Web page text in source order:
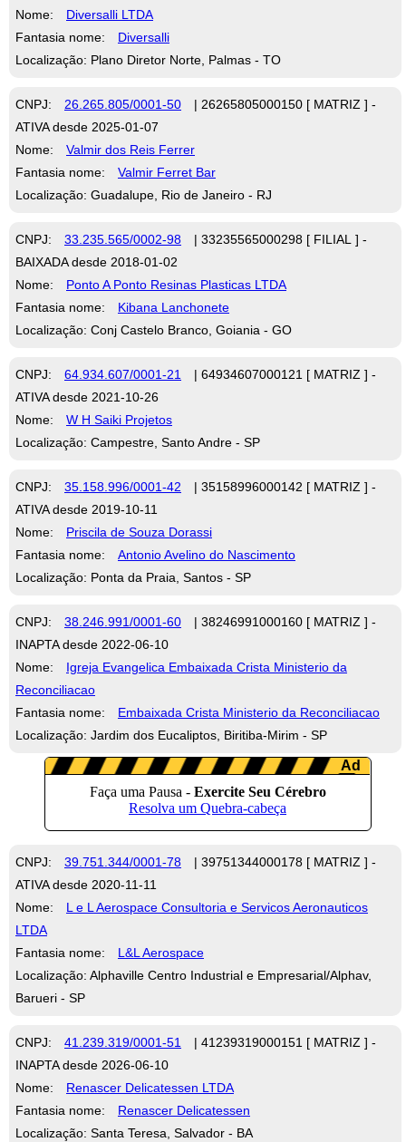
Nome:
Diversalli LTDA
Fantasia nome:
Diversalli
Localização: Plano Diretor Norte, Palmas - TO
CNPJ: 26.265.805/0001-50
| 26265805000150 [ MATRIZ ] -
ATIVA desde 2025-01-07
Nome:
Valmir dos Reis Ferrer
Fantasia nome:
Valmir Ferret Bar
Localização: Guadalupe, Rio de Janeiro - RJ
CNPJ: 33.235.565/0002-98
| 33235565000298 [ FILIAL ] -
BAIXADA desde 2018-01-02
Nome:
Ponto A Ponto Resinas Plasticas LTDA
Fantasia nome:
Kibana Lanchonete
Localização: Conj Castelo Branco, Goiania - GO
CNPJ: 64.934.607/0001-21
| 64934607000121 [ MATRIZ ] -
ATIVA desde 2021-10-26
Nome:
W H Saiki Projetos
Localização: Campestre, Santo Andre - SP
CNPJ: 35.158.996/0001-42
| 35158996000142 [ MATRIZ ] -
ATIVA desde 2019-10-11
Nome:
Priscila de Souza Dorassi
Fantasia nome:
Antonio Avelino do Nascimento
Localização: Ponta da Praia, Santos - SP
CNPJ: 38.246.991/0001-60
| 38246991000160 [ MATRIZ ] -
INAPTA desde 2022-06-10
Nome:
Igreja Evangelica Embaixada Crista Ministerio da
Reconciliacao
Fantasia nome:
Embaixada Crista Ministerio da Reconciliacao
Localização: Jardim dos Eucaliptos, Biritiba-Mirim - SP
CNPJ: 39.751.344/0001-78
| 39751344000178 [ MATRIZ ] -
ATIVA desde 2020-11-11
Nome:
L e L Aerospace Consultoria e Servicos Aeronauticos
LTDA
Fantasia nome:
L&L Aerospace
Localização: Alphaville Centro Industrial e Empresarial/Alphav,
Barueri - SP
CNPJ: 41.239.319/0001-51
| 41239319000151 [ MATRIZ ] -
INAPTA desde 2026-06-10
Nome:
Renascer Delicatessen LTDA
Fantasia nome:
Renascer Delicatessen
Localização: Santa Teresa, Salvador - BA